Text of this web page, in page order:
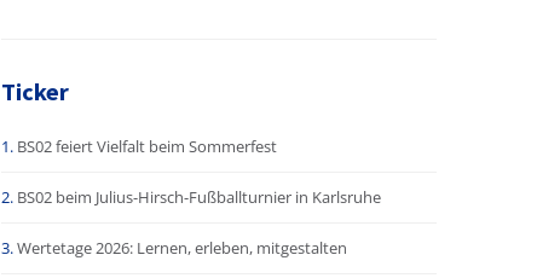
Ticker
BS02 feiert Vielfalt beim Sommerfest
BS02 beim Julius-Hirsch-Fußballturnier in Karlsruhe
Wertetage 2026: Lernen, erleben, mitgestalten